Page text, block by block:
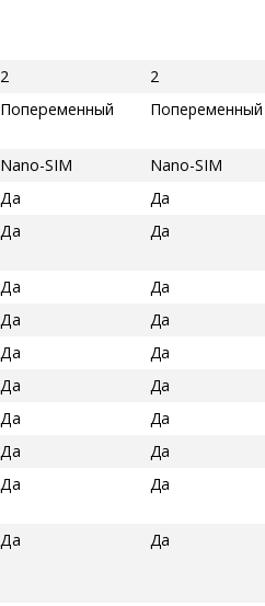
2
2
Попеременный Попеременный
Nano-SIM
Nano-SIM
Да
Да
Да Да
Да
Да
Да
Да
Да
Да
Да
Да
Да
Да
Да
Да
Да Да
Да Да